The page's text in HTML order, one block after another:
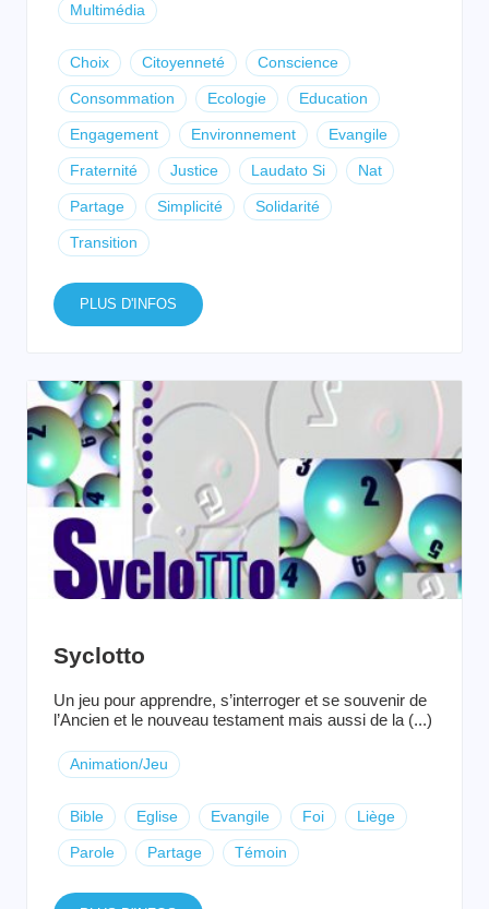
Multimédia
Choix Citoyenneté Conscience
Consommation Ecologie Education
Engagement Environnement Evangile
Fraternité Justice Laudato Si Nat
Partage Simplicité Solidarité
Transition
PLUS D'INFOS
Syclotto
Un jeu pour apprendre, s’interroger et se souvenir de
l’Ancien et le nouveau testament mais aussi de la (...)
Animation/Jeu
Bible Eglise Evangile Foi Liège
Parole Partage Témoin